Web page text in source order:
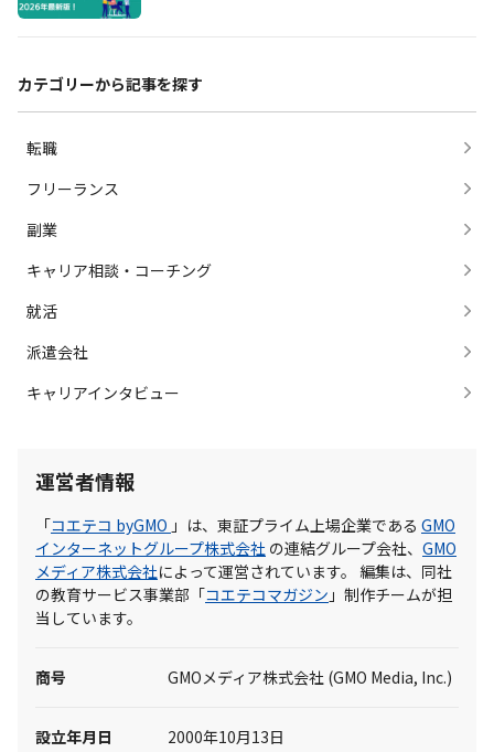
カテゴリーから記事を探す
転職
フリーランス
副業
キャリア相談・コーチング
就活
派遣会社
キャリアインタビュー
運営者情報
「コエテコ byGMO 」は、東証プライム上場企業である GMO
インターネットグループ株式会社 の連結グループ会社、 GMO
メディア株式会社によって運営されています。 編集は、同社
の教育サービス事業部「コエテコマガジン 」制作チームが担
当しています。
商号 GMOメディア株式会社 (GMO Media, Inc.)
設立年月日 2000年10月13日